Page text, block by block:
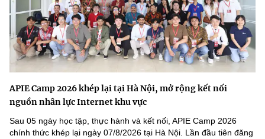
APIE Camp 2026 khép lại tại Hà Nội, mở rộng kết nối
nguồn nhân lực Internet khu vực
Sau 05 ngày học tập, thực hành và kết nối, APIE Camp 2026
chính thức khép lại ngày 07/8/2026 tại Hà Nội. Lần đầu tiên đăng